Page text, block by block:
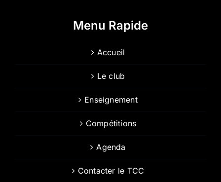
Menu Rapide
Accueil
Le club
Enseignement
Compétitions
Agenda
Contacter le TCC